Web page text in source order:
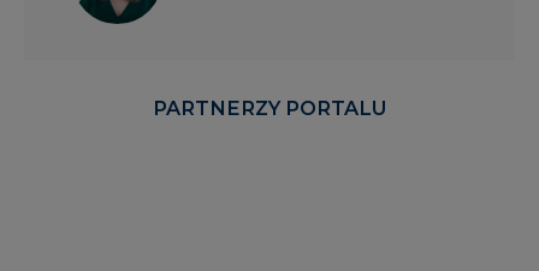
PARTNERZY PORTALU